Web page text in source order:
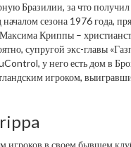
Бразилии, за что
сезона 1976 года,
Криппы –
супругой экс-главы
у него есть дом в
игроком,
в своем бывшем